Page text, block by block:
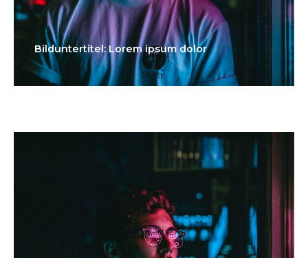
Bilduntertitel: Lorem ipsum dolor